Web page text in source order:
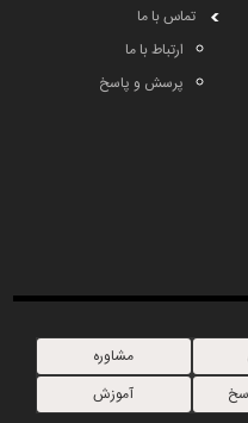
تماس با ما
ارتباط با ما
پرسش و پاسخ
مشاوره
آموزش